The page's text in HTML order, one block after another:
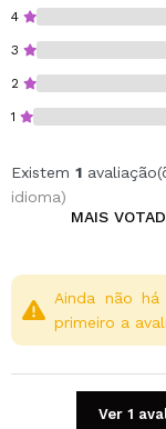
Cruelty free.
Vegan.
4
3
2
1
Existem 1
idioma)
MAIS
Ainda não
primeiro a
Ver 1